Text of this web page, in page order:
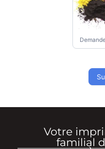
Votre
familial